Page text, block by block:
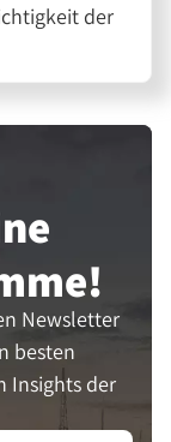
der
Newsletter
besten
Insights der